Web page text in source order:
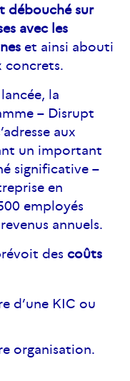
débouché sur
avec les
et ainsi abouti
concrets.
la
– Disrupt
aux
un important
significative –
en
employés
annuels.
des coûts
d’une KIC ou
organisation.